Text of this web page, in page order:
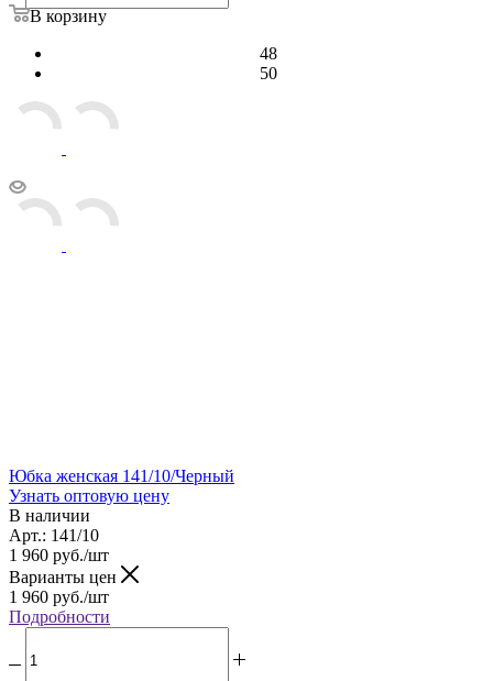
В корзину
48
50
Юбка женская 141/10/Черный
Узнать оптовую цену
В наличии
Арт.: 141/10
1 960 руб./шт
Варианты цен
1 960 руб./шт
Подробности